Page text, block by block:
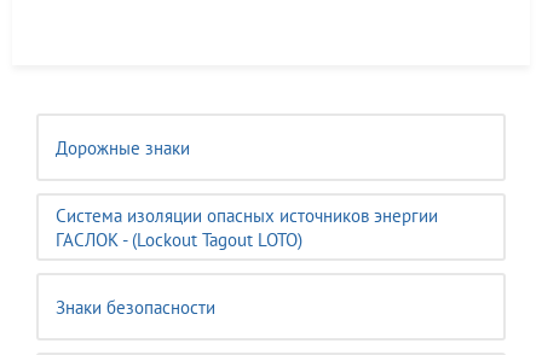
Дорожные знаки
Система изоляции опасных источников энергии
ГАСЛОК - (Lockout Tagout LOTO)
Знаки безопасности